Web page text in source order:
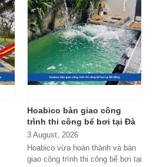
Hoabico bàn giao công
trình thi công bể bơi tại Đà
Nẵng
3 August, 2026
Hoabico vừa hoàn thành và bàn
giao công trình thi công bể bơi tại